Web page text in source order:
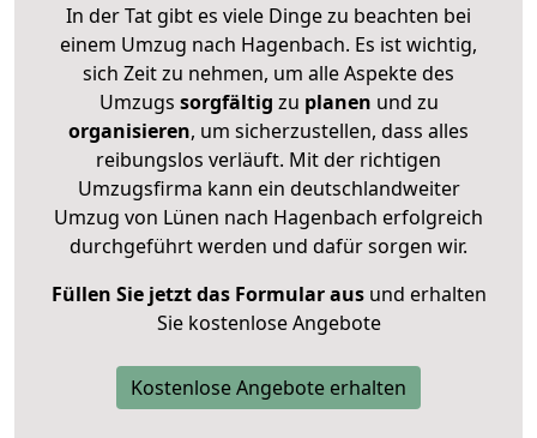
In der Tat gibt es viele Dinge zu beachten bei
einem Umzug nach Hagenbach. Es ist wichtig,
sich Zeit zu nehmen, um alle Aspekte des
Umzugs sorgfältig zu planen und zu
organisieren, um sicherzustellen, dass alles
reibungslos verläuft. Mit der richtigen
Umzugsfirma kann ein deutschlandweiter
Umzug von Lünen nach Hagenbach erfolgreich
durchgeführt werden und dafür sorgen wir.
Füllen Sie jetzt das Formular ausund erhalten
Sie kostenlose Angebote
Kostenlose Angebote erhalten